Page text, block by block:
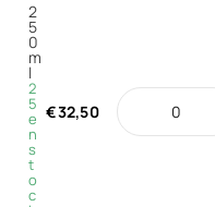
2
5
0
m
l
2
5
e
n
s
t
o
c
€32,50